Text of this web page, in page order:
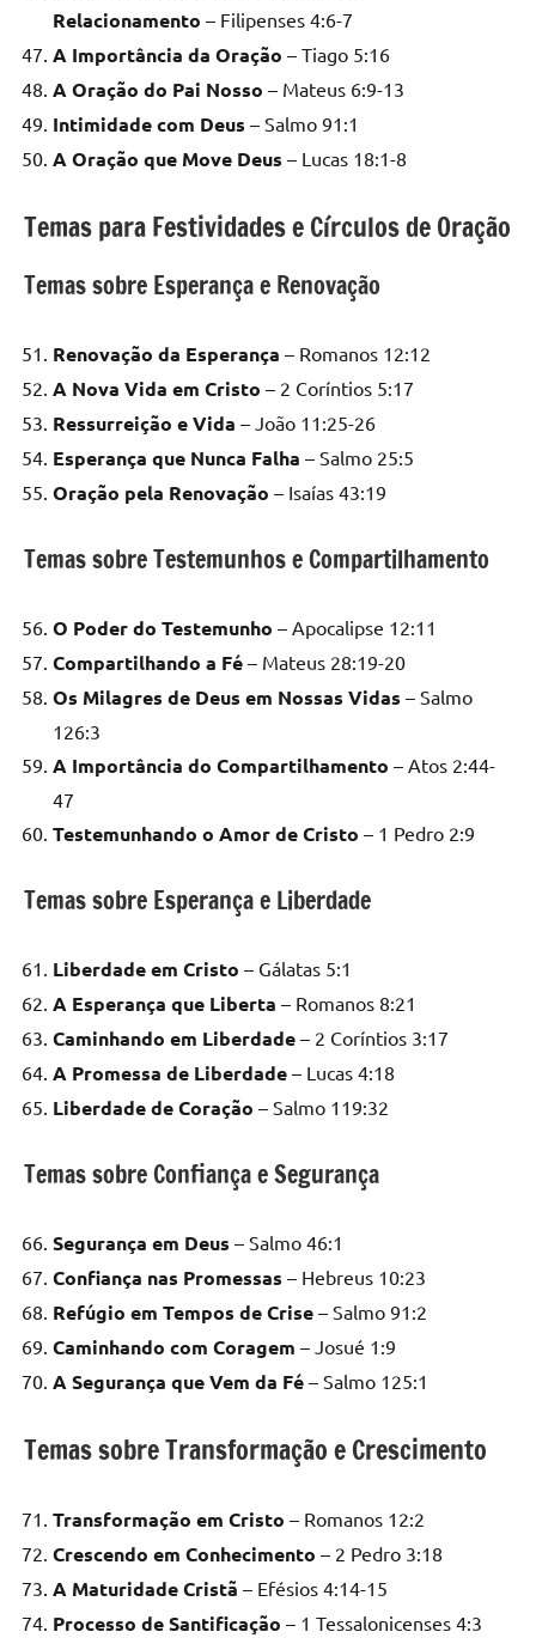
Relacionamento – Filipenses 4:6-7
A Importância da Oração – Tiago 5:16
A Oração do Pai Nosso – Mateus 6:9-13
Intimidade com Deus – Salmo 91:1
A Oração que Move Deus – Lucas 18:1-8
Temas para Festividades e Círculos de Oração
Temas sobre Esperança e Renovação
Renovação da Esperança – Romanos 12:12
A Nova Vida em Cristo – 2 Coríntios 5:17
Ressurreição e Vida – João 11:25-26
Esperança que Nunca Falha – Salmo 25:5
Oração pela Renovação – Isaías 43:19
Temas sobre Testemunhos e Compartilhamento
O Poder do Testemunho – Apocalipse 12:11
Compartilhando a Fé – Mateus 28:19-20
Os Milagres de Deus em Nossas Vidas – Salmo
126:3
A Importância do Compartilhamento – Atos 2:44-
47
Testemunhando o Amor de Cristo – 1 Pedro 2:9
Temas sobre Esperança e Liberdade
Liberdade em Cristo – Gálatas 5:1
A Esperança que Liberta – Romanos 8:21
Caminhando em Liberdade – 2 Coríntios 3:17
A Promessa de Liberdade – Lucas 4:18
Liberdade de Coração – Salmo 119:32
Temas sobre Confiança e Segurança
Segurança em Deus – Salmo 46:1
Confiança nas Promessas – Hebreus 10:23
Refúgio em Tempos de Crise – Salmo 91:2
Caminhando com Coragem – Josué 1:9
A Segurança que Vem da Fé – Salmo 125:1
Temas sobre Transformação e Crescimento
Transformação em Cristo – Romanos 12:2
Crescendo em Conhecimento – 2 Pedro 3:18
A Maturidade Cristã – Efésios 4:14-15
Processo de Santificação – 1 Tessalonicenses 4:3